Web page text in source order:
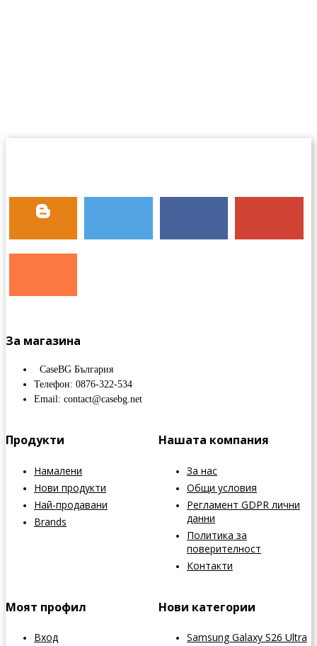
За магазина
CaseBG България
Телефон: 0876-322-534
Email: contact@casebg.net
Продукти
Намалени
Нови продукти
Най-продавани
Brands
Нашата компания
За нас
Общи условия
Регламент GDPR лични
данни
Политика за
поверителност
Контакти
Моят профил
Вход
Нови категории
Samsung Galaxy S26 Ultra